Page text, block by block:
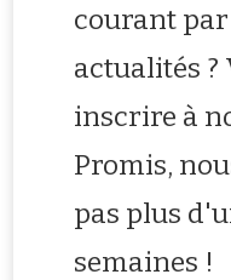
courant
actualités ?
inscrire à
Promis,
pas plus
semaines !